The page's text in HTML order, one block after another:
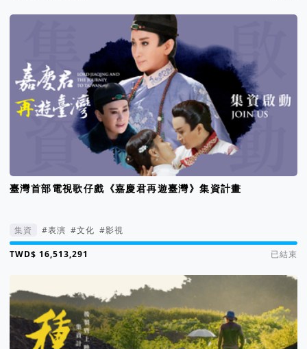
臺灣首部電視歌仔戲《嘉慶君再遊臺灣》集資計畫
集資 #表演 #文化 #影視
集資進度 291%
已結束